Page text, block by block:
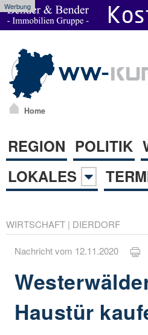
Werbung
Home
REGION POLITIK
LOKALES
WIRTSCHAFT | DIERDORF
Nachricht vom 12.11.2020
Haustür